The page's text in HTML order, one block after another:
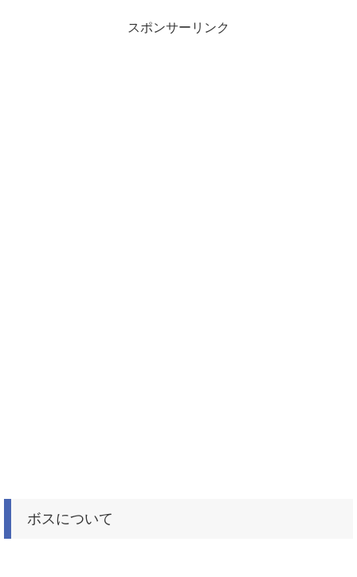
スポンサーリンク
ボスについて